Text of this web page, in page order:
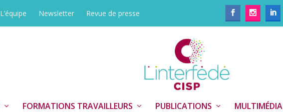
L’équipe Newsletter Revue de presse
FORMATIONS TRAVAILLEURS PUBLICATIONS MULTIMÉDIA